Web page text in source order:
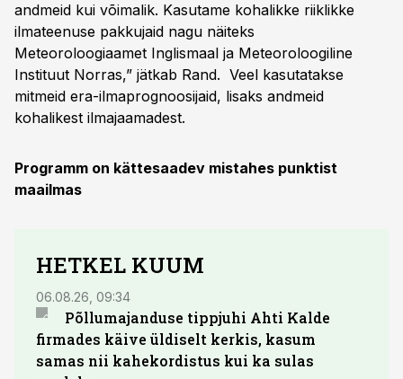
andmeid kui võimalik. Kasutame kohalikke riiklikke
ilmateenuse pakkujaid nagu näiteks
Meteoroloogiaamet Inglismaal ja Meteoroloogiline
Instituut Norras,” jätkab Rand. Veel kasutatakse
mitmeid era-ilmaprognoosijaid, lisaks andmeid
kohalikest ilmajaamadest.
Programm on kättesaadev mistahes punktist
maailmas
HETKEL KUUM
06.08.26, 09:34
Põllumajanduse tippjuhi Ahti Kalde
firmades käive üldiselt kerkis, kasum
samas nii kahekordistus kui ka sulas